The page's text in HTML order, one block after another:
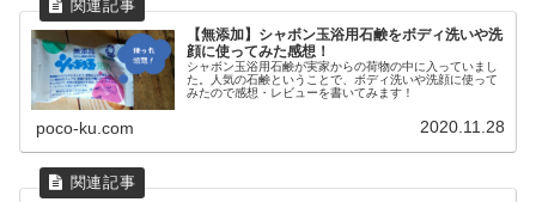
【無添加】シャボン玉浴用石鹸をボディ洗いや洗
顔に使ってみた感想！
シャボン玉浴用石鹸が実家からの荷物の中に入っていまし
た。人気の石鹸ということで、ボディ洗いや洗顔に使って
みたので感想・レビューを書いてみます！
poco-ku.com 2020.11.28